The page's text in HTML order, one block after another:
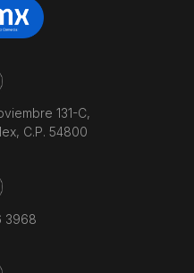
131-C,
C.P. 54800
3968